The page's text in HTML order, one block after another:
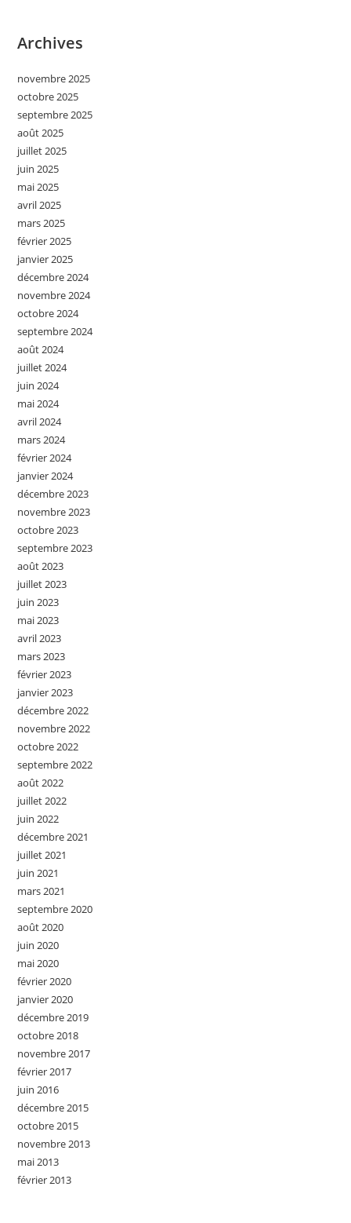
Archives
novembre 2025
octobre 2025
septembre 2025
août 2025
juillet 2025
juin 2025
mai 2025
avril 2025
mars 2025
février 2025
janvier 2025
décembre 2024
novembre 2024
octobre 2024
septembre 2024
août 2024
juillet 2024
juin 2024
mai 2024
avril 2024
mars 2024
février 2024
janvier 2024
décembre 2023
novembre 2023
octobre 2023
septembre 2023
août 2023
juillet 2023
juin 2023
mai 2023
avril 2023
mars 2023
février 2023
janvier 2023
décembre 2022
novembre 2022
octobre 2022
septembre 2022
août 2022
juillet 2022
juin 2022
décembre 2021
juillet 2021
juin 2021
mars 2021
septembre 2020
août 2020
juin 2020
mai 2020
février 2020
janvier 2020
décembre 2019
octobre 2018
novembre 2017
février 2017
juin 2016
décembre 2015
octobre 2015
novembre 2013
mai 2013
février 2013